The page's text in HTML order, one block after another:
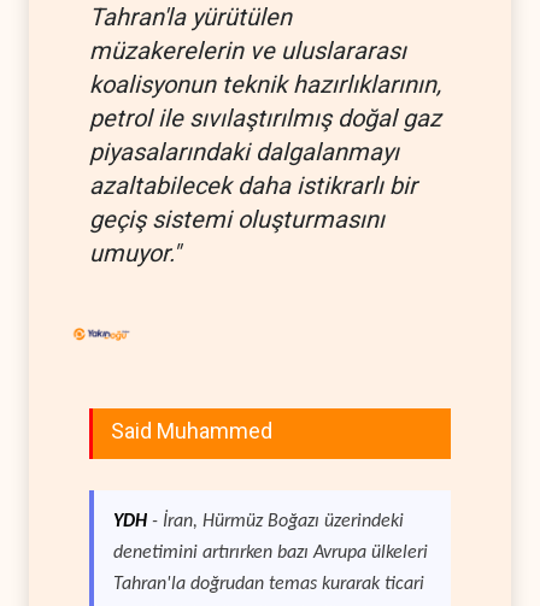
Tahran'la yürütülen
müzakerelerin ve uluslararası
koalisyonun teknik hazırlıklarının,
petrol ile sıvılaştırılmış doğal gaz
piyasalarındaki dalgalanmayı
azaltabilecek daha istikrarlı bir
geçiş sistemi oluşturmasını
umuyor."
Said Muhammed
YDH - İran, Hürmüz Boğazı üzerindeki
denetimini artırırken bazı Avrupa ülkeleri
Tahran'la doğrudan temas kurarak ticari